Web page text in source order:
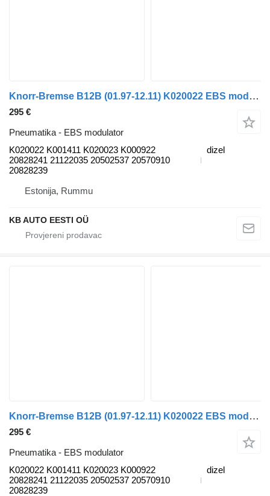
Knorr-Bremse B12B (01.97-12.11) K020022 EBS modulator za Volvo B6, B7, B9, B10, B12 bus (1978-2011) autobusa
295 €
Pneumatika - EBS modulator
K020022 K001411 K020023 K000922
20828241 21122035 20502537 20570910
20828239
dizel
Estonija, Rummu
KB AUTO EESTI OÜ
Knorr-Bremse B12B (01.97-12.11) K020022 EBS modulator za Volvo B6, B7, B9, B10, B12 (1978-2011) autobusa
295 €
Pneumatika - EBS modulator
K020022 K001411 K020023 K000922
20828241 21122035 20502537 20570910
20828239
dizel